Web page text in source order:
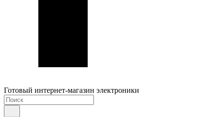
Готовый интернет-магазин электроники